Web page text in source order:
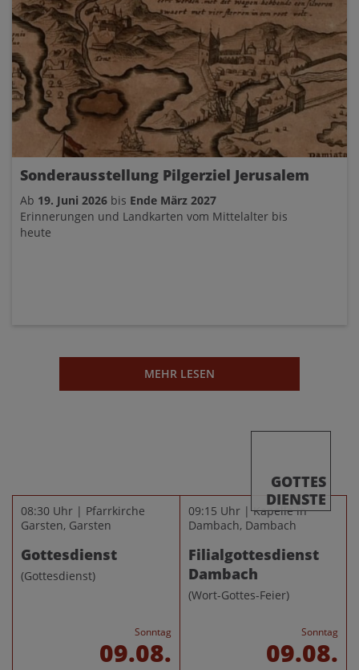
Sonderausstellung Pilgerziel Jerusalem
Ab 19. Juni 2026 bis Ende März 2027
Erinnerungen und Landkarten vom Mittelalter bis
heute
MEHR LESEN
GOTTES
DIENSTE
08:30 Uhr | Pfarrkirche
Garsten, Garsten
Gottesdienst
(Gottesdienst)
Sonntag
09.08.
09:15 Uhr | Kapelle in
Dambach, Dambach
Filialgottesdienst
Dambach
(Wort-Gottes-Feier)
Sonntag
09.08.